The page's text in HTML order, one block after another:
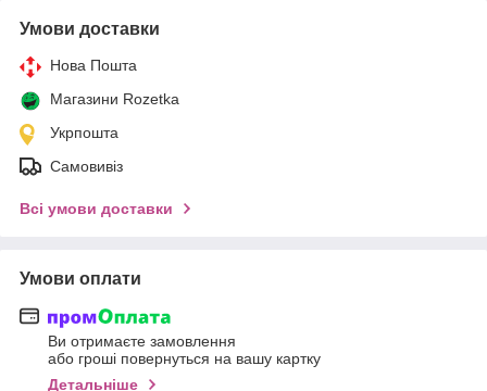
Умови доставки
Нова Пошта
Магазини Rozetka
Укрпошта
Самовивіз
Всі умови доставки
Умови оплати
Ви отримаєте замовлення
або гроші повернуться на вашу картку
Детальніше